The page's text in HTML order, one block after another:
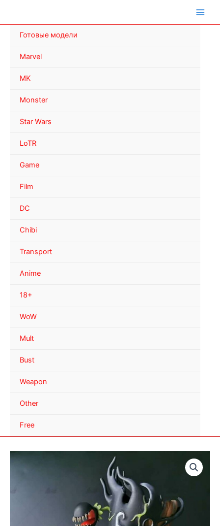
Готовые модели
Marvel
MK
Monster
Star Wars
LoTR
Game
Film
DC
Chibi
Transport
Anime
18+
WoW
Mult
Bust
Weapon
Other
Free